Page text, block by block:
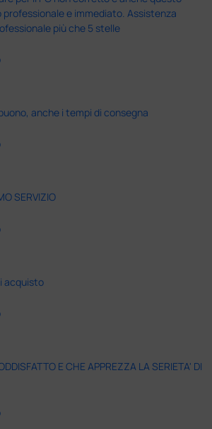
professionale e immediato. Assistenza
più che 5 stelle
anche i tempi di consegna
SERVIZIO
acquisto
E CHE APPREZZA LA SERIETA' DI